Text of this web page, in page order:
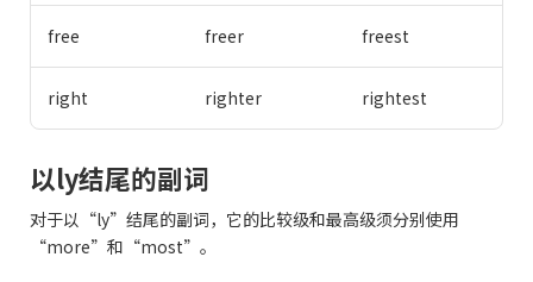
free freer freest
right righter rightest
以ly结尾的副词
对于以“ly”结尾的副词，它的比较级和最高级须分别使用
“more”和“most”。